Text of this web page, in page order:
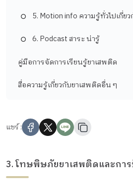
5. ​Motion info ความรู้ทั่วไปเกี่ย
6. Podcast สาระ น่ารู้
คู่มือการจัดการเรียนรู้ยาเสพติด
สื่อความรู้เกี่ยวกับยาเสพติดอื่น ๆ
แชร์ :
3. โทษพิษภัยยาเสพติดและกา